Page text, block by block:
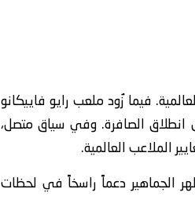
البطولات القارية والعالمية. فيما زُود ملعب رايو فاييكانو
الصافرة. وفي سياق متصل،
الملاعب العالمية.
الجماهير دعماً راسخاً في لحظات